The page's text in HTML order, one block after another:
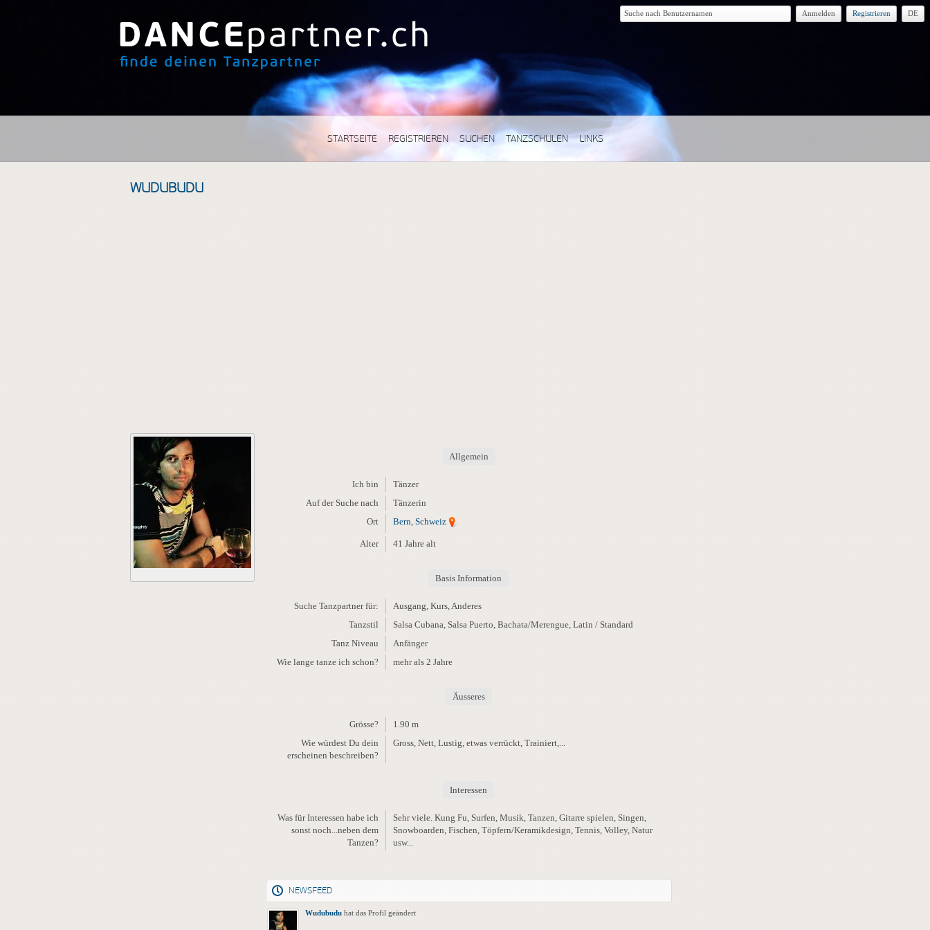
Anmelden Registrieren DE
STARTSEITE REGISTRIEREN SUCHEN TANZSCHULEN LINKS
WUDUBUDU
Allgemein
Ich bin
Tänzer
Auf der Suche nach
Tänzerin
Ort
Bern, Schweiz
Alter 41 Jahre alt
Basis Information
Suche Tanzpartner für:
Ausgang, Kurs, Anderes
Tanzstil
Salsa Cubana, Salsa Puerto, Bachata/Merengue, Latin / Standard
Tanz Niveau
Anfänger
Wie lange tanze ich schon?
mehr als 2 Jahre
Äusseres
Grösse?
1.90 m
Wie würdest Du dein
erscheinen beschreiben?
Gross, Nett, Lustig, etwas verrückt, Trainiert,...
Interessen
Was für Interessen habe ich
sonst noch...neben dem
Tanzen?
Sehr viele. Kung Fu, Surfen, Musik, Tanzen, Gitarre spielen, Singen,
Snowboarden, Fischen, Töpfern/Keramikdesign, Tennis, Volley, Natur
usw...
NEWSFEED
Wudubuduhat das Profil geändert